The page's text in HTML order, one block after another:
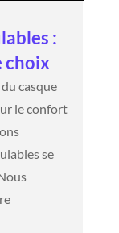
:
choix
casque
le confort
se